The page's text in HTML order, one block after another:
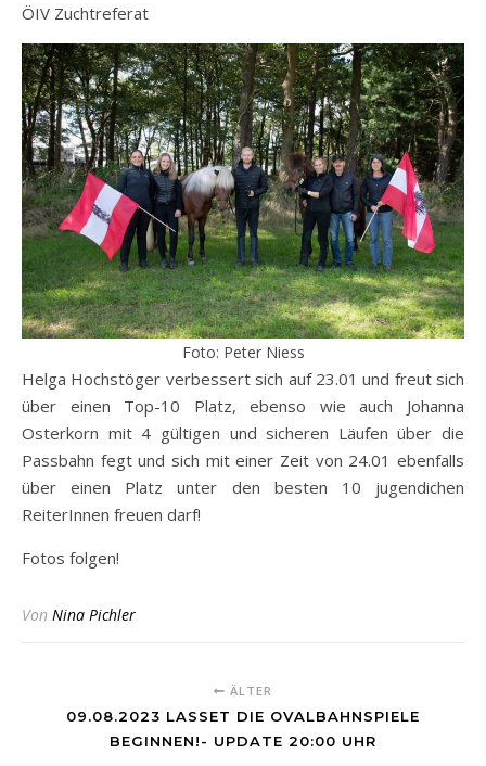
ÖIV Zuchtreferat
Foto: Peter Niess
Helga Hochstöger verbessert sich auf 23.01 und freut sich
über einen Top-10 Platz, ebenso wie auch Johanna
Osterkorn mit 4 gültigen und sicheren Läufen über die
Passbahn fegt und sich mit einer Zeit von 24.01 ebenfalls
über einen Platz unter den besten 10 jugendichen
ReiterInnen freuen darf!
Fotos folgen!
Von Nina Pichler
ÄLTER
09.08.2023 LASSET DIE OVALBAHNSPIELE
BEGINNEN!- UPDATE 20:00 UHR